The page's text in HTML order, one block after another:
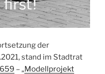
der
stand im Stadtrat
– „Modellprojekt